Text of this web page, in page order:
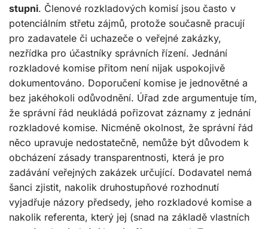
stupni. Členové rozkladových komisí jsou často v
potenciálním střetu zájmů, protože současně pracují
pro zadavatele či uchazeče o veřejné zakázky,
nezřídka pro účastníky správních řízení. Jednání
rozkladové komise přitom není nijak uspokojivě
dokumentováno. Doporučení komise je jednovětné a
bez jakéhokoli odůvodnění. Úřad zde argumentuje tím,
že správní řád neukládá pořizovat záznamy z jednání
rozkladové komise. Nicméně okolnost, že správní řád
něco upravuje nedostatečně, nemůže být důvodem k
obcházení zásady transparentnosti, která je pro
zadávání veřejných zakázek určující. Dodavatel nemá
šanci zjistit, nakolik druhostupňové rozhodnutí
vyjadřuje názory předsedy, jeho rozkladové komise a
nakolik referenta, který jej (snad na základě vlastních